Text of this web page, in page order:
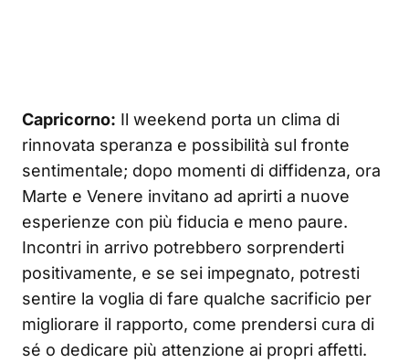
Capricorno: Il weekend porta un clima di
rinnovata speranza e possibilità sul fronte
sentimentale; dopo momenti di diffidenza, ora
Marte e Venere invitano ad aprirti a nuove
esperienze con più fiducia e meno paure.
Incontri in arrivo potrebbero sorprenderti
positivamente, e se sei impegnato, potresti
sentire la voglia di fare qualche sacrificio per
migliorare il rapporto, come prendersi cura di
sé o dedicare più attenzione ai propri affetti.